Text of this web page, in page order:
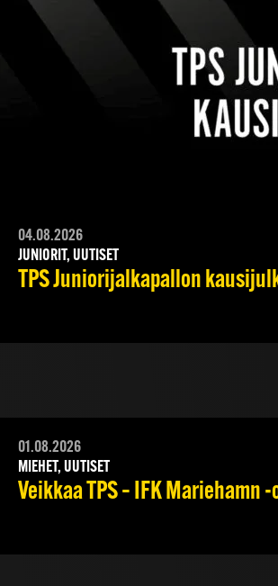
04.08.2026
JUNIORIT, UUTISET
TPS Juniorijalkapallon
01.08.2026
MIEHET, UUTISET
Veikkaa TPS – IFK